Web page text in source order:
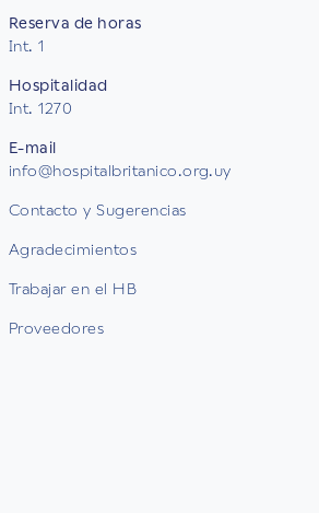
Reserva de horas
Int. 1
Hospitalidad
Int. 1270
E-mail
info@hospitalbritanico.org.uy
Contacto y Sugerencias
Agradecimientos
Trabajar en el HB
Proveedores